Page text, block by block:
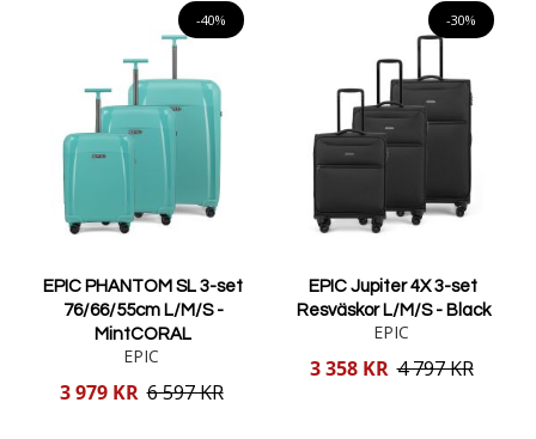
-40%
EPIC PHANTOM SL 3-set
76/66/55cm L/M/S -
MintCORAL
EPIC
Reducerat
3 979 KR 6 597 KR
-30%
EPIC Jupiter 4X 3-set
Resväskor L/M/S - Black
EPIC
Reducerat
3 358 KR 4 797 KR